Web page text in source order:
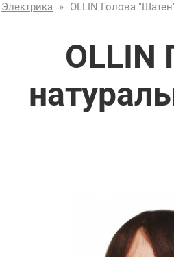
Электрика » OLLIN Голова
OLLIN